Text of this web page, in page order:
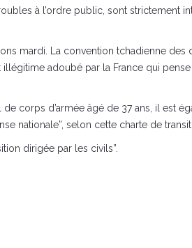
à l’ordre public, sont strictement
mardi. La convention tchadienne des
adoubé par la France qui
corps d’armée âgé de 37 ans, il est
nationale”, selon cette charte de
dirigée par les civils”.